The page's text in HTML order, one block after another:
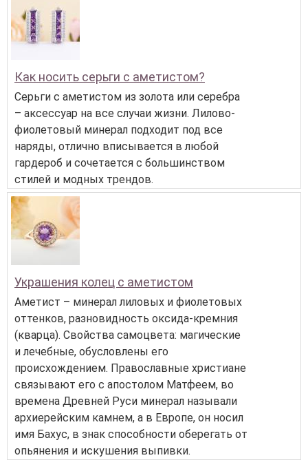
Как носить серьги с аметистом?
Серьги с аметистом из золота или серебра
– аксессуар на все случаи жизни. Лилово-
фиолетовый минерал подходит под все
наряды, отлично вписывается в любой
гардероб и сочетается с большинством
стилей и модных трендов.
Украшения колец с аметистом
Аметист – минерал лиловых и фиолетовых
оттенков, разновидность оксида-кремния
(кварца). Свойства самоцвета: магические
и лечебные, обусловлены его
происхождением. Православные христиане
связывают его с апостолом Матфеем, во
времена Древней Руси минерал называли
архиерейским камнем, а в Европе, он носил
имя Бахус, в знак способности оберегать от
опьянения и искушения выпивки.